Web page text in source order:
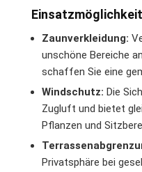
Zaunverkleidung:
unschöne Bereiche
schaffen Sie eine
Windschutz: Die
Zugluft und bietet
Pflanzen und
Privatsphäre bei